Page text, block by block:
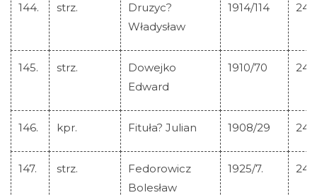
144. strz.
Druzyc?
Władysław
1914/114
145. strz.
Dowejko
Edward
1910/70
146. kpr. Fituła? Julian 1908/29
147. strz.
Fedorowicz
Bolesław
1925/7.